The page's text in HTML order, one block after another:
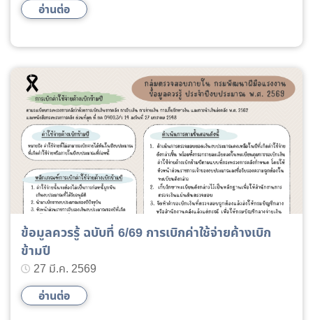
อ่านต่อ
ข้อมูลควรรู้ ฉบับที่ 6/69 การเบิกค่าใช้จ่ายค้างเบิก
ข้ามปี
27 มี.ค. 2569
อ่านต่อ